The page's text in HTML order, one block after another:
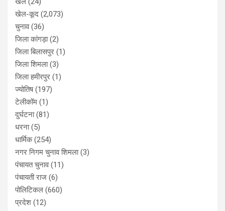
खेल-कूद (2,073)
चुनाव(36)
जिला कांगड़ा(2)
जिला बिलासपुर (1)
जिला शिमला(3)
जिला हमीरपुर (1)
ज्योतिष(197)
टेलीकॉम (1)
दुर्घटना(81)
धरना(5)
धार्मिक(254)
नगर निगम चुनाव शिमला(3)
पंचायत चुनाव(11)
पंचायती राज (6)
पोलिटिकल (660)
प्रदेश (12)